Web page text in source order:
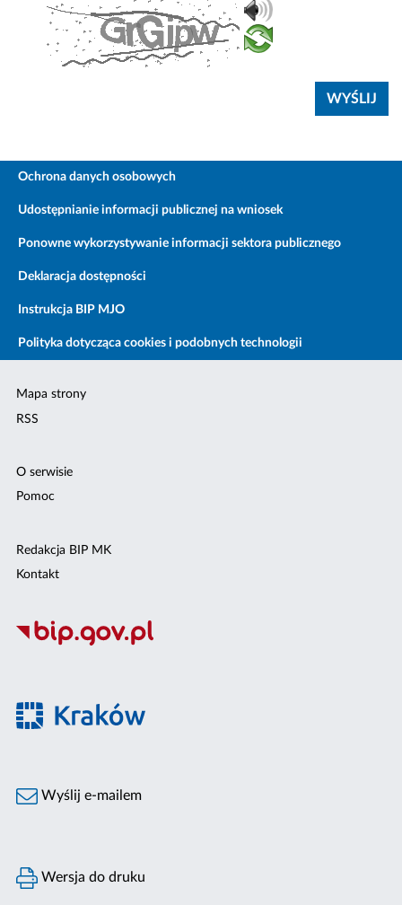
Ochrona danych osobowych
Udostępnianie informacji publicznej na wniosek
Ponowne wykorzystywanie informacji sektora publicznego
Deklaracja dostępności
Instrukcja BIP MJO
Polityka dotycząca cookies i podobnych technologii
Mapa strony
RSS
O serwisie
Pomoc
Redakcja BIP MK
Kontakt
Wyślij e-mailem
Wersja do druku